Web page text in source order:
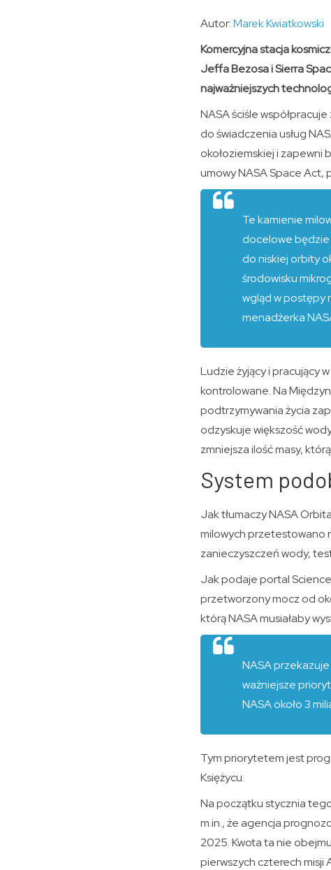
Autor:Marek Kwiatkowski
Komercyjna stacja
Jeffa Bezosa i Sierra
najważniejszych
NASA ściśle
do świadczenia usług
okołoziemskiej i zapewni
umowy NASA Space Act,
Te kamienie
docelowe będzie
do niskiej orbity
środowisku
wgląd w postępy
menadżerka
Ludzie żyjący i pracujący
kontrolowane. Na
podtrzymywania życia
odzyskuje większość
zmniejsza ilość masy,
System
Jak tłumaczy NASA
milowych przetestowano
zanieczyszczeń wody,
Jak podaje portal
przetworzony mocz od
którą NASA musiałaby
NASA
ważniejsze
NASA około 3
Tym priorytetem jest
Księżycu.
Na początku stycznia
m.in., że agencja
2025. Kwota ta nie
pierwszych czterech misji